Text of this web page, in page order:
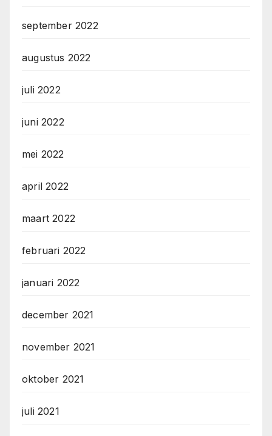
september 2022
augustus 2022
juli 2022
juni 2022
mei 2022
april 2022
maart 2022
februari 2022
januari 2022
december 2021
november 2021
oktober 2021
juli 2021